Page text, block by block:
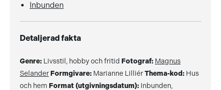
Inbunden
Detaljerad fakta
Genre: Livsstil, hobby och fritid Fotograf: Magnus
Selander Formgivare: Marianne LilliérThema-kod: Hus
och hem Format (utgivningsdatum): Inbunden,